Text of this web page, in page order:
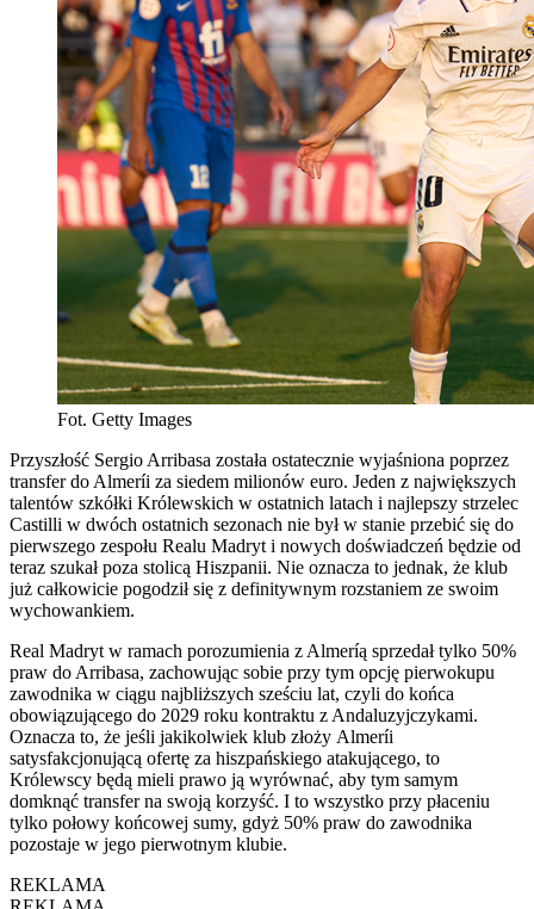
Fot. Getty Images
Przyszłość Sergio Arribasa została ostatecznie wyjaśniona poprzez
transfer do Almeríi za siedem milionów euro. Jeden z największych
talentów szkółki Królewskich w ostatnich latach i najlepszy strzelec
Castilli w dwóch ostatnich sezonach nie był w stanie przebić się do
pierwszego zespołu Realu Madryt i nowych doświadczeń będzie od
teraz szukał poza stolicą Hiszpanii. Nie oznacza to jednak, że klub
już całkowicie pogodził się z definitywnym rozstaniem ze swoim
wychowankiem.
Real Madryt w ramach porozumienia z Almeríą sprzedał tylko 50%
praw do Arribasa, zachowując sobie przy tym opcję pierwokupu
zawodnika w ciągu najbliższych sześciu lat, czyli do końca
obowiązującego do 2029 roku kontraktu z Andaluzyjczykami.
Oznacza to, że jeśli jakikolwiek klub złoży Almeríi
satysfakcjonującą ofertę za hiszpańskiego atakującego, to
Królewscy będą mieli prawo ją wyrównać, aby tym samym
domknąć transfer na swoją korzyść. I to wszystko przy płaceniu
tylko połowy końcowej sumy, gdyż 50% praw do zawodnika
pozostaje w jego pierwotnym klubie.
REKLAMA